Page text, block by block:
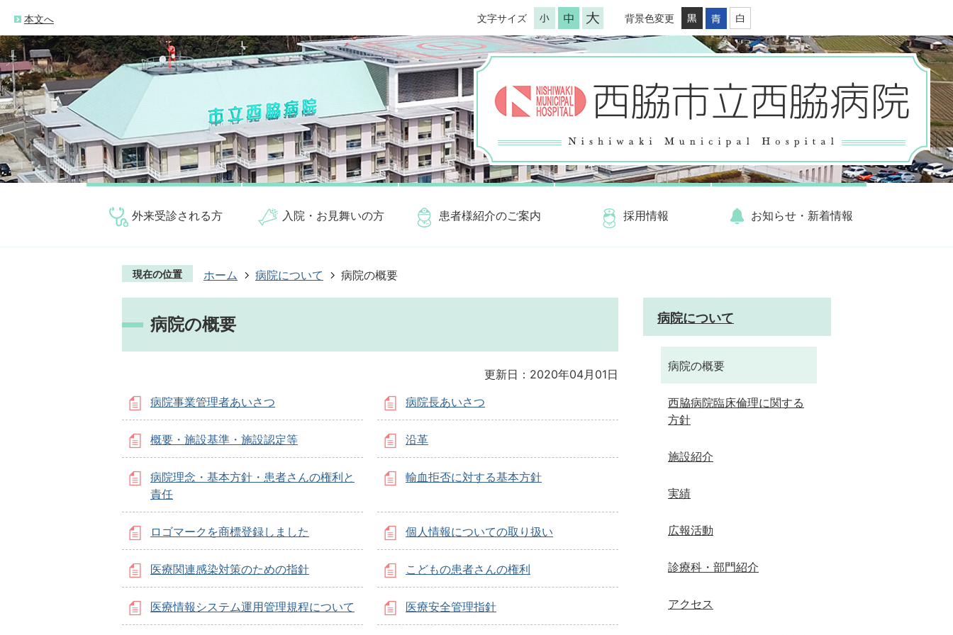
本文へ 文字サイズ 背景色変更
外来受診される方 入院・お見舞いの方 患者様紹介のご案内 採用情報 お知らせ・新着情報
現在の位置 ホーム 病院について 病院の概要
病院の概要
更新日：2020年04月01日
病院事業管理者あいさつ
病院長あいさつ
概要・施設基準・施設認定等 沿革
病院理念・基本方針・患者さんの権利と
責任
輸血拒否に対する基本方針
ロゴマークを商標登録しました 個人情報についての取り扱い
医療関連感染対策のための指針 こどもの患者さんの権利
医療情報システム運用管理規程について 医療安全管理指針
病院について
病院の概要
西脇病院臨床倫理に関する
方針
施設紹介
実績
広報活動
診療科・部門紹介
アクセス